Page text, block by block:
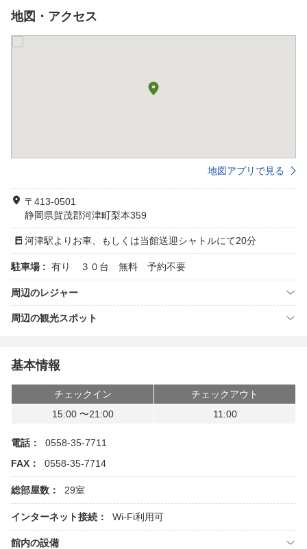
地図・アクセス
地図アプリで見る
〒413-0501
静岡県賀茂郡河津町梨本359
河津駅よりお車、もしくは当館送迎シャトルにて20分
駐車場 : 有り ３０台 無料 予約不要
周辺のレジャー
周辺の観光スポット
基本情報
チェックイン
チェックアウト
15:00 〜21:00
11:00
電話：
0558-35-7711
FAX：
0558-35-7714
総部屋数： 29室
インターネット接続： Wi-Fi利用可
館内の設備